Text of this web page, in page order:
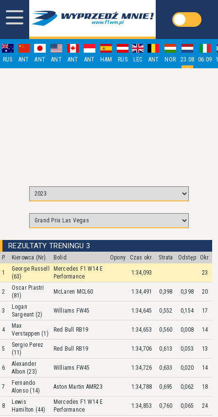
RUS ANT ANT ANT ANT ANT HAM RUS LEC ANT NOR 23.08 06.09
REZULTATY TRENINGU 3
P. Kierowca (Nr) Bolid Opony Czas okr. Strata Odstęp Okr.
1
George Russell
(63)
Mercedes F1 W14 E
Performance
1:34,093 23
2
Oscar Piastri
(81)
McLaren MCL60 1:34,491 0,398 0,398 20
3
Logan
Sargeant (2)
Williams FW45 1:34,645 0,552 0,154 17
4
Max
Verstappen (1)
Red Bull RB19 1:34,653 0,560 0,008 14
5
Sergio Perez
(11)
Red Bull RB19 1:34,706 0,613 0,053 13
6
Alexander
Albon (23)
Williams FW45 1:34,726 0,633 0,020 14
7
Fernando
Alonso (14)
Aston Martin AMR23 1:34,788 0,695 0,062 18
8
Lewis
Hamilton (44)
Mercedes F1 W14 E
Performance
1:34,853 0,760 0,065 24